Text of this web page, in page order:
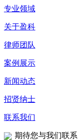
专业领域
关于盈科
律师团队
案例展示
新闻动态
招贤纳士
联系我们
期待您与我们联系